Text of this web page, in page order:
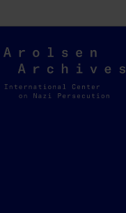
Arolsen
Archives